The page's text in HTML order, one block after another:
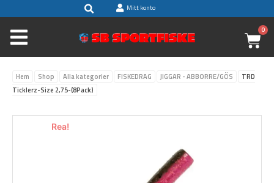
till
innehåll
SökMitt konto
0
Hem Shop Alla kategorier FISKEDRAG JIGGAR - ABBORRE/GÖS
TRD
Ticklerz-Size 2,75-(8Pack)
Rea!